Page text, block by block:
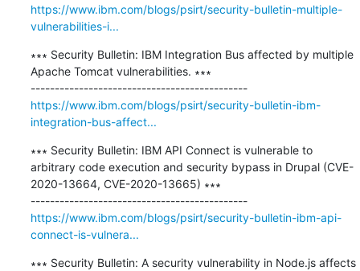
https://www.ibm.com/blogs/psirt/security-bulletin-multiple-
vulnerabilities-i...
∗∗∗ Security Bulletin: IBM Integration Bus affected by multiple
Apache Tomcat vulnerabilities. ∗∗∗
---------------------------------------------
https://www.ibm.com/blogs/psirt/security-bulletin-ibm-
integration-bus-affect...
∗∗∗ Security Bulletin: IBM API Connect is vulnerable to
arbitrary code execution and security bypass in Drupal (CVE-
2020-13664, CVE-2020-13665) ∗∗∗
---------------------------------------------
https://www.ibm.com/blogs/psirt/security-bulletin-ibm-api-
connect-is-vulnera...
∗∗∗ Security Bulletin: A security vulnerability in Node.js affects